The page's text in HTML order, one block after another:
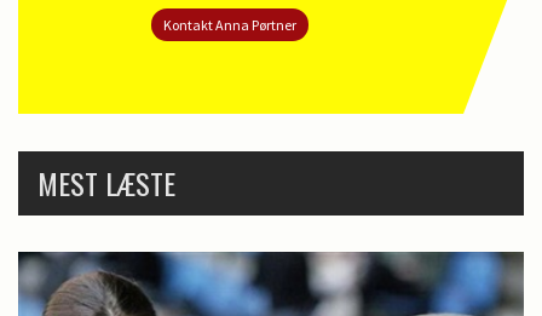
Kontakt Anna Pørtner
MEST LÆSTE